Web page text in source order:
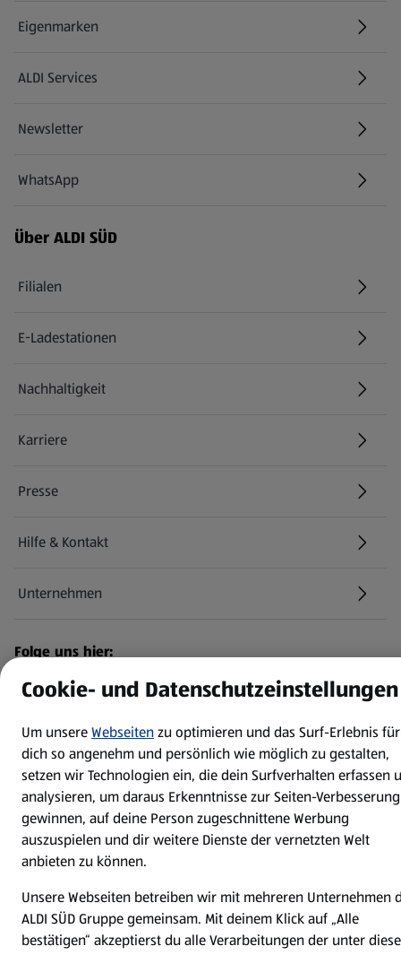
Eigenmarken
ALDI Services
Newsletter
WhatsApp
Über ALDI SÜD
Filialen
E-Ladestationen
Nachhaltigkeit
Karriere
Presse
Hilfe & Kontakt
(öffnet in einem neuen Tab)
Unternehmen
Folge uns hier:
Datenschutz- und Richtlinienmenü
Cookie-Einstellungen
Datenschutzerklärung
Nutzungsbedingungen
Security Policy
Cookie- und Datenschutzeinstellungen
Um unsereWebseitenzu optimieren und das Surf-Erlebnis für
dich so angenehm und persönlich wie möglich zu gestalten,
setzen wir Technologien ein, die dein Surfverhalten erfassen
analysieren, um daraus Erkenntnisse zur Seiten-
gewinnen, auf deine Person zugeschnittene Werbung
auszuspielen und dir weitere Dienste der vernetzten Welt
anbieten zu können.
Unsere Webseiten betreiben wir mit mehreren Unternehmen
ALDI SÜD Gruppe gemeinsam. Mit deinem Klick auf „Alle
bestätigen“ akzeptierst du alle Verarbeitungen der unter